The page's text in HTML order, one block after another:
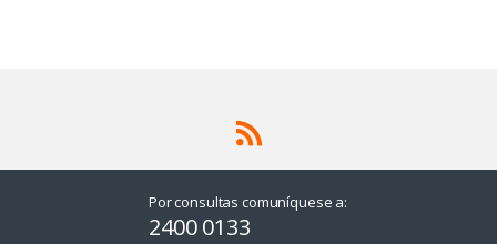
Por consultas comuníquese a:
2400 0133